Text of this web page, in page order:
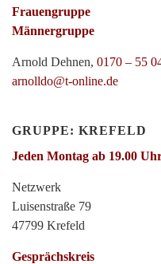
Frauengruppe
Männergruppe
Arnold Dehnen, 0170 – 55
arnolldo@t-online.de
GRUPPE: KREFELD
Jeden Montag ab 19.00
Netzwerk
Luisenstraße 79
47799 Krefeld
Gesprächskreis